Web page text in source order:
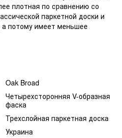
плотная по сравнению со
паркетной доски и
потому имеет меньшее
Oak Broad
Четырехсторонняя V-образная
фаска
Трехслойная паркетная доска
Украина